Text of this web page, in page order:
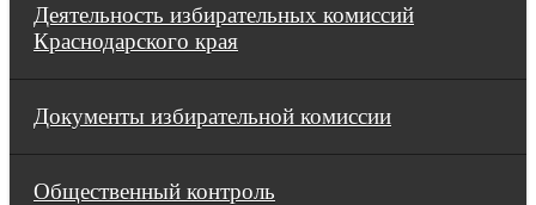
Деятельность избирательных комиссий
Краснодарского края
Документы избирательной комиссии
Общественный контроль